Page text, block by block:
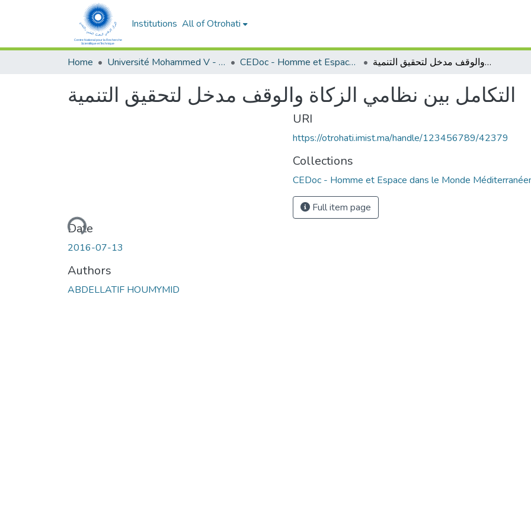
Institutions All of Otrohati
Home Université Mohammed V - Rabat CEDoc - Homme et Espace dans le Monde Méditerranéen التكامل بين نظامي الزكاة والوقف مدخل لتحقيق التنمية
التكامل بين نظامي الزكاة والوقف مدخل لتحقيق التنمية
Loading...
Date
2016-07-13
Authors
ABDELLATIF HOUMYMID
URI
https://otrohati.imist.ma/handle/123456789/42379
Collections
CEDoc - Homme et Espace dans le Monde
Full item page